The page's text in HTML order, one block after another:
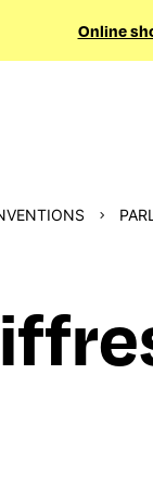
Online